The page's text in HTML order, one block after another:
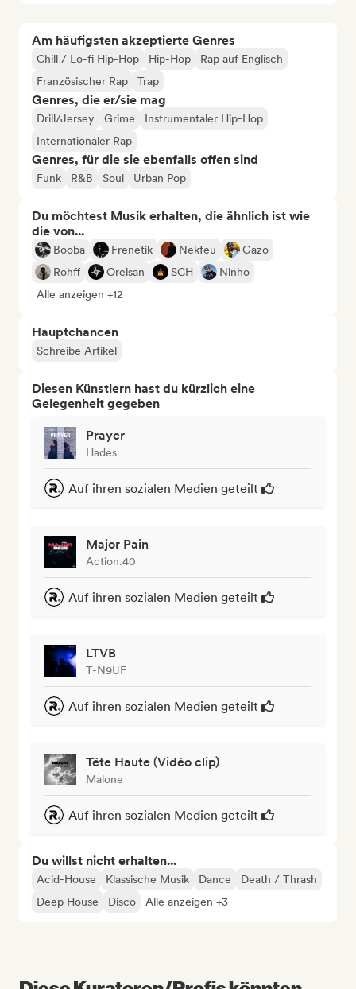
Am häufigsten akzeptierte Genres
Chill / Lo-fi Hip-Hop Hip-Hop
Rap auf Englisch
Französischer Rap
Trap
Genres, die er/sie mag
Drill/Jersey Grime
Instrumentaler Hip-Hop
Internationaler Rap
Genres, für die sie ebenfalls offen sind
Funk R&B Soul Urban Pop
Du möchtest Musik erhalten, die ähnlich ist wie
die von...
Booba Frenetik Nekfeu
Gazo
Rohff
Orelsan SCH
Ninho
Alle anzeigen +12
Hauptchancen
Schreibe Artikel
Diesen Künstlern hast du kürzlich eine
Gelegenheit gegeben
Prayer
Hades
Auf ihren sozialen Medien geteilt
Major Pain
Action.40
Auf ihren sozialen Medien geteilt
LTVB
T-N9UF
Auf ihren sozialen Medien geteilt
Tête Haute (Vidéo clip)
Malone
Auf ihren sozialen Medien geteilt
Du willst nicht erhalten...
Acid-House Klassische Musik Dance
Death / Thrash
Deep House
Disco Alle anzeigen +3